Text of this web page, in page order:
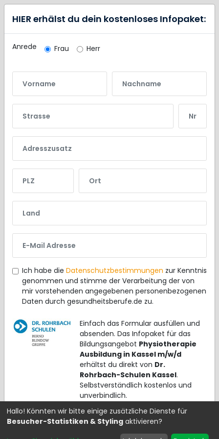
HIER erhälst du dein kostenloses Infopaket:
Anrede Frau Herr
Ich habe die Datenschutzbestimmungen zur Kenntnis
genommen und stimme der Verarbeitung der von
mir vorstehenden angegebenen personenbezogenen
Daten durch gesundheitsberufe.de zu.
Einfach das Formular ausfüllen und
absenden. Das Infopaket für das
Bildungsangebot Physiotherapie
Ausbildung in Kassel m/w/d
erhältst du direkt von Dr.
Rohrbach-Schulen Kassel.
Selbstverständlich kostenlos und
unverbindlich.
Kostenloses Infopaket anfordern >>>
Hallo! Könnten wir bitte einige zusätzliche Dienste für
Besucher-Statistiken & Styling aktivieren?